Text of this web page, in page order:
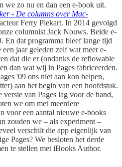
we zo nu en dan een e-book uit.
- De columns over Mac-
Ferry Piekart. In 2014 gevolgd
columnist Jack Nouws. Beide e-
En dat programma bleef lange tijd
jaar geleden zelf wat meer e-
dat die er (ondanks de reflowable
dan wat wij in Pages fabriceerden.
'09 ons niet aan kon helpen,
aan het begin van een hoofdstuk.
versie van Pages lag voor de hand,
we om met meerdere
voor een aantal nieuwe e-books
zouden we – als experiment –
verschilt die app eigenlijk van
Pages? We besloten het derde
te stellen met iBooks Author.